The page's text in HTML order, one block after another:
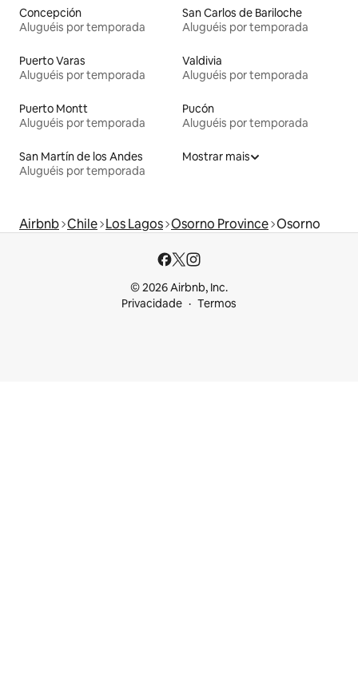
Concepción
Aluguéis por temporada
San Carlos de Bariloche
Aluguéis por temporada
Puerto Varas
Aluguéis por temporada
Valdivia
Aluguéis por temporada
Puerto Montt
Aluguéis por temporada
Pucón
Aluguéis por temporada
San Martín de los Andes
Aluguéis por temporada
Mostrar mais
Airbnb Chile Los Lagos Osorno Province Osorno
© 2026 Airbnb, Inc.
Privacidade
Termos